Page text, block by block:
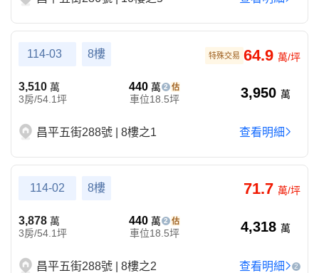
114-03 8樓 64.9 萬/坪
特殊交易
3,510 萬
3房/54.1坪
440 萬 2
車位18.5坪 3,950 萬
昌平五街288號 | 8樓之1 查看明細
114-02 8樓 71.7 萬/坪
3,878 萬
3房/54.1坪
440 萬 2
車位18.5坪 4,318 萬
昌平五街288號 | 8樓之2 查看明細 2